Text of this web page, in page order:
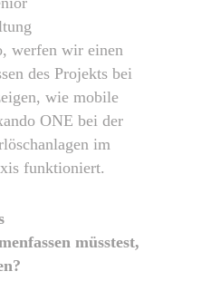
, werfen wir einen
des Projekts bei
wie mobile
ONE bei der
im
funktioniert.
müsstest,